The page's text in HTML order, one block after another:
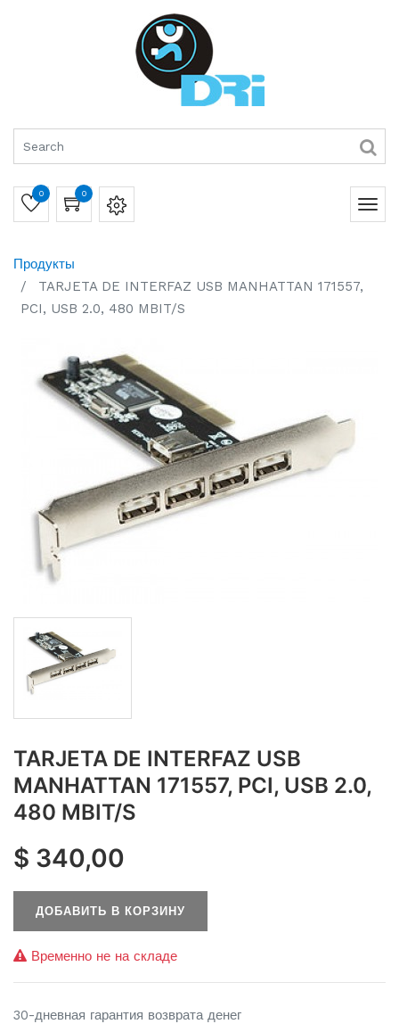
0 0
Продукты
TARJETA DE INTERFAZ USB MANHATTAN 171557,
PCI, USB 2.0, 480 MBIT/S
TARJETA DE INTERFAZ USB
MANHATTAN 171557, PCI, USB 2.0,
480 MBIT/S
$ 340,00
ДОБАВИТЬ В КОРЗИНУ
Временно не на складе
30-дневная гарантия возврата денег